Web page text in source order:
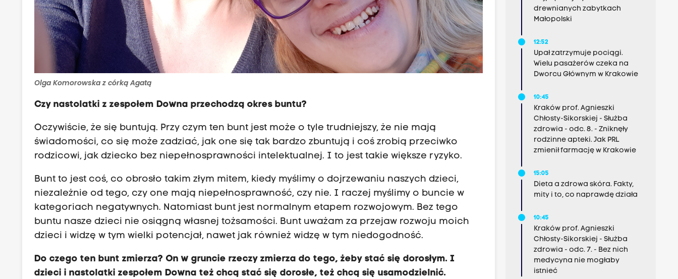
Olga Komorowska z córką Agatą
Czy nastolatki z zespołem Downa przechodzą okres buntu?
Oczywiście, że się buntują. Przy czym ten bunt jest może o tyle trudniejszy, że nie mają
świadomości, co się może zadziać, jak one się tak bardzo zbuntują i coś zrobią przeciwko
rodzicowi, jak dziecko bez niepełnosprawności intelektualnej. I to jest takie większe ryzyko.
Bunt to jest coś, co obrosło takim złym mitem, kiedy myślimy o dojrzewaniu naszych dzieci,
niezależnie od tego, czy one mają niepełnosprawność, czy nie. I raczej myślimy o buncie w
kategoriach negatywnych. Natomiast bunt jest normalnym etapem rozwojowym. Bez tego
buntu nasze dzieci nie osiągną własnej tożsamości. Bunt uważam za przejaw rozwoju moich
dzieci i widzę w tym wielki potencjał, nawet jak również widzę w tym niedogodność.
Do czego tenbunt zmierza? On w gruncie rzeczy zmierza do tego, żeby stać się dorosłym. I
dzieci i nastolatki zespołem Downa też chcą stać się dorosłe, też chcą się usamodzielnić.
drewnianych zabytkach
Małopolski
12:52
Upał zatrzymuje pociągi.
Wielu pasażerów czeka na
Dworcu Głównym w Krakowie
10:45
Kraków prof. Agnieszki
Chłosty-Sikorskiej - Służba
zdrowia - odc. 8. - Zniknęły
rodzinne apteki. Jak PRL
zmienił farmację w Krakowie
15:05
Dieta a zdrowa skóra. Fakty,
mity i to, co naprawdę działa
10:45
Kraków prof. Agnieszki
Chłosty-Sikorskiej - Służba
zdrowia - odc. 7. - Bez nich
medycyna nie mogłaby
istnieć